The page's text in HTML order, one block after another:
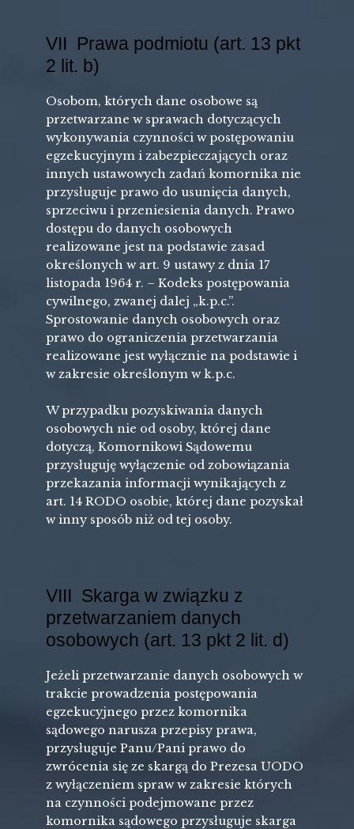
VII Prawa podmiotu (art. 13 pkt
2 lit. b)
Osobom, których dane osobowe są
przetwarzane w sprawach dotyczących
wykonywania czynności w postępowaniu
egzekucyjnym i zabezpieczających oraz
innych ustawowych zadań komornika nie
przysługuje prawo do usunięcia danych,
sprzeciwu i przeniesienia danych. Prawo
dostępu do danych osobowych
realizowane jest na podstawie zasad
określonych w art. 9 ustawy z dnia 17
listopada 1964 r. – Kodeks postępowania
cywilnego, zwanej dalej „k.p.c.”.
Sprostowanie danych osobowych oraz
prawo do ograniczenia przetwarzania
realizowane jest wyłącznie na podstawie i
w zakresie określonym w k.p.c.
W przypadku pozyskiwania danych
osobowych nie od osoby, której dane
dotyczą, Komornikowi Sądowemu
przysługuję wyłączenie od zobowiązania
przekazania informacji wynikających z
art. 14 RODO osobie, której dane pozyskał
w inny sposób niż od tej osoby.
VIII Skarga w związku z
przetwarzaniem danych
osobowych (art. 13 pkt 2 lit. d)
Jeżeli przetwarzanie danych osobowych w
trakcie prowadzenia postępowania
egzekucyjnego przez komornika
sądowego narusza przepisy prawa,
przysługuje Panu/Pani prawo do
zwrócenia się ze skargą do Prezesa UODO
z wyłączeniem spraw w zakresie których
na czynności podejmowane przez
komornika sądowego przysługuje skarga